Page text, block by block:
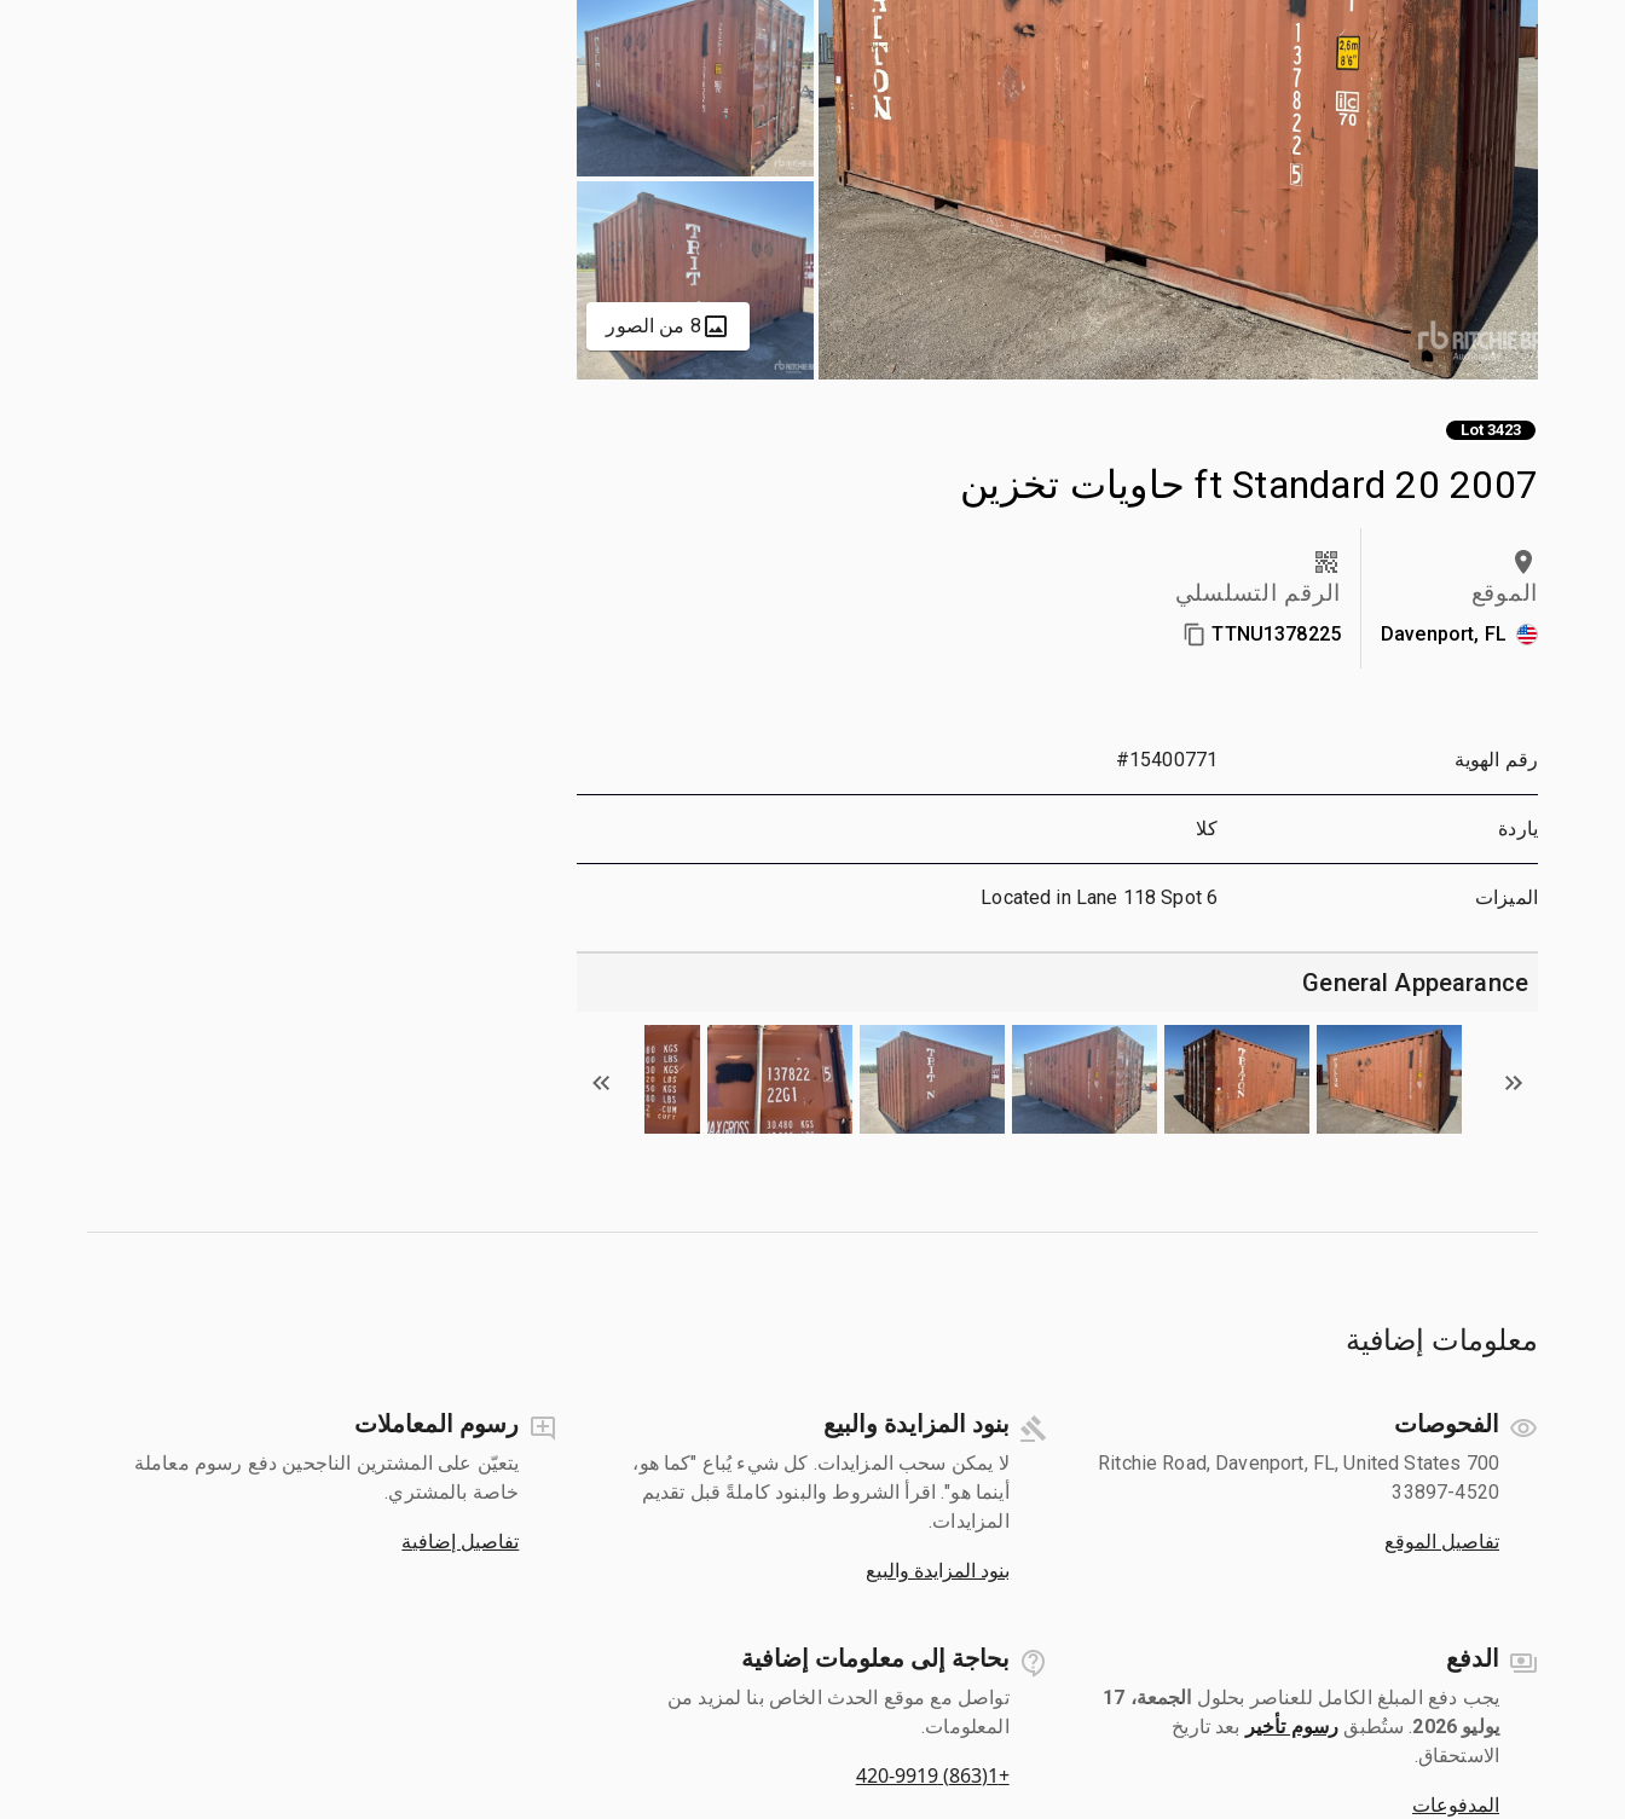
8 من الصور
Lot 3423
2007 20 ft Standard حاويات تخزين
الموقع
Davenport, FL
الرقم التسلسلي
TTNU1378225
رقم الهوية #15400771
ياردة كلا
الميزات Located in Lane 118 Spot 6
General Appearance
معلومات إضافية
الفحوصات
700 Ritchie Road, Davenport, FL, United States
33897-4520
تفاصيل الموقع
بنود المزايدة والبيع
لا يمكن سحب المزايدات. كل شيء يُباع "كما هو،
أينما هو". اقرأ الشروط والبنود كاملةً قبل تقديم
المزايدات.
بنود المزايدة والبيع
رسوم المعاملات
يتعيّن على المشترين الناجحين دفع رسوم معاملة
خاصة بالمشتري.
تفاصيل إضافية
الدفع
يجب دفع المبلغ الكامل للعناصر بحلول ‎
الجمعة، 17
يوليو 2026
رسوم تأخير بعد تاريخ
الاستحقاق.
المدفوعات
بحاجة إلى معلومات إضافية
تواصل مع موقع الحدث الخاص بنا لمزيد من
المعلومات.
+1(863) 420-9919